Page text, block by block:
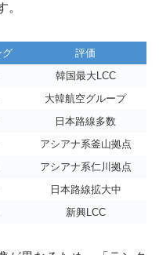
。
グ
評価
韓国最大LCC
大韓航空グループ
日本路線多数
アシアナ系釜山拠点
アシアナ系仁川拠点
日本路線拡大中
新興LCC